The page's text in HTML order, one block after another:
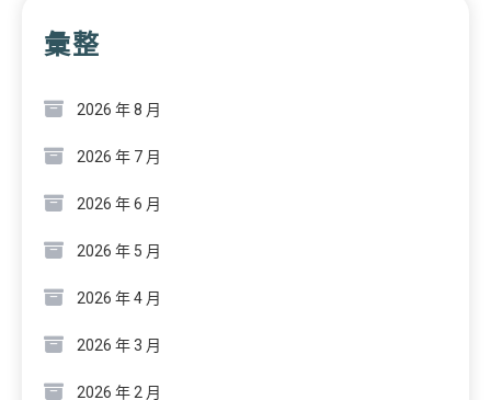
彙整
2026 年 8 月
2026 年 7 月
2026 年 6 月
2026 年 5 月
2026 年 4 月
2026 年 3 月
2026 年 2 月